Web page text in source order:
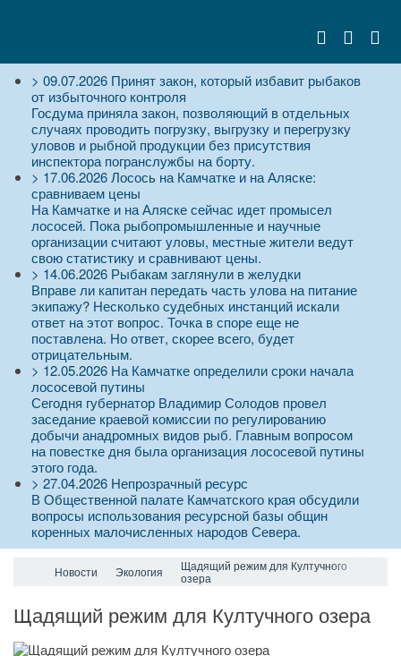
> 09.07.2026 Принят закон, который избавит рыбаков
от избыточного контроля
Госдума приняла закон, позволяющий в отдельных
случаях проводить погрузку, выгрузку и перегрузку
уловов и рыбной продукции без присутствия
инспектора погранслужбы на борту.
> 17.06.2026Лосось на Камчатке и на Аляске:
сравниваем цены
На Камчатке и на Аляске сейчас идет промысел
лососей. Пока рыбопромышленные и научные
организации считают уловы, местные жители ведут
свою статистику и сравнивают цены.
> 14.06.2026 Рыбакам заглянули в желудки
Вправе ли капитан передать часть улова на питание
экипажу? Несколько судебных инстанций искали
ответ на этот вопрос. Точка в споре еще не
поставлена. Но ответ, скорее всего, будет
отрицательным.
> 12.05.2026 На Камчатке определили сроки начала
лососевой путины
Сегодня губернатор Владимир Солодов провел
заседание краевой комиссии по регулированию
добычи анадромных видов рыб. Главным вопросом
на повестке дня была организация лососевой путины
этого года.
> 27.04.2026 Непрозрачный ресурс
В Общественной палате Камчатского края обсудили
вопросы использования ресурсной базы общин
коренных малочисленных народов Севера.
Новости Экология
Щадящий режим для Култучного
озера
Щадящий режим для Култучного озера